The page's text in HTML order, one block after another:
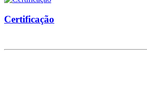
Certificação